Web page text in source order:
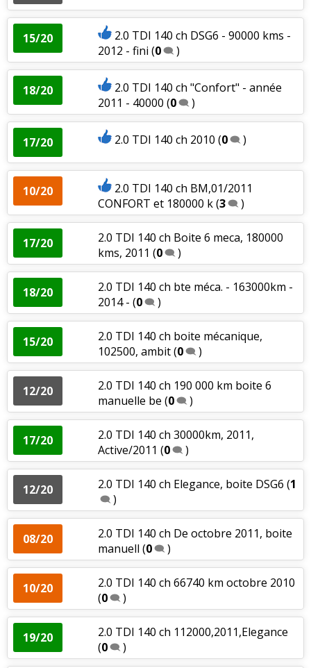
15/20
2.0 TDI 140 ch DSG6 - 90000 kms -
2012 - fini (0 )
18/20
2.0 TDI 140 ch "Confort" - année
2011 - 40000 (0 )
17/20 2.0 TDI 140 ch 2010 (0 )
10/20
2.0 TDI 140 ch BM,01/2011
CONFORT et 180000 k(3 )
17/20
2.0 TDI 140 ch Boite 6 meca, 180000
kms, 2011 (0 )
18/20
2.0 TDI 140 ch bte méca. - 163000km -
2014 - (0 )
15/20
2.0 TDI 140 ch boite mécanique,
102500, ambit(0 )
12/20
2.0 TDI 140 ch 190 000 km boite 6
manuelle be (0 )
17/20
2.0 TDI 140 ch 30000km, 2011,
Active/2011 (0 )
12/20 2.0 TDI 140 ch Elegance, boite DSG6 (1
)
08/20
2.0 TDI 140 ch De octobre 2011, boite
manuell (0 )
10/20
2.0 TDI 140 ch 66740 km octobre 2010
(0 )
19/20
2.0 TDI 140 ch 112000,2011,Elegance
(0 )